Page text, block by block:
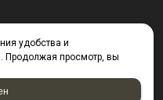
удобства и
Продолжая просмотр, вы